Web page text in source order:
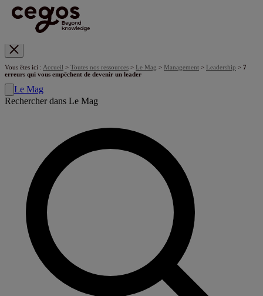
Vous êtes ici : Accueil > Toutes nos ressources > Le Mag > Management > Leadership > 7
erreurs qui vous empêchent de devenir un leader
Le Mag
Rechercher dans Le Mag